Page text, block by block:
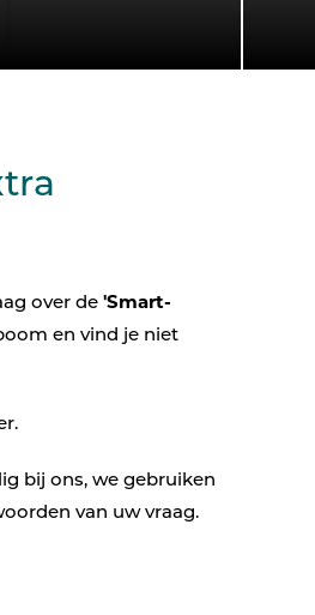
over de 'Smart-
en vind je niet
bij ons, we gebruiken
van uw vraag.